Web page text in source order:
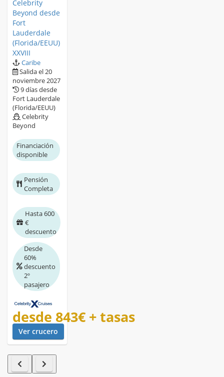
Celebrity
Beyond desde
Fort
Lauderdale
(Florida/EEUU)
XXVIII
Caribe
Salida el 20
noviembre 2027
9 días desde
Fort Lauderdale
(Florida/EEUU)
Celebrity
Beyond
Financiación
disponible
Pensión
Completa
Hasta 600
€
descuento
Desde
60%
descuento
2º
pasajero
desde 843€ + tasas
Ver crucero